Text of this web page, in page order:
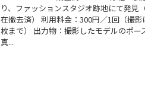
り、ファッションスタジオ跡地にて発見
在撤去済） 利用料金：300円／1回（撮影
枚まで） 出力物：撮影したモデルのポー
真...